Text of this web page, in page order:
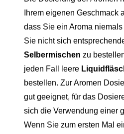
Ihrem eigenen Geschmack
dass Sie ein Aroma
Sie nicht sich
Selbermischen zu
jeden Fall leere
bestellen. Zur Aromen
gut geeignet, für das
sich die Verwendung einer
Wenn Sie zum ersten Mal